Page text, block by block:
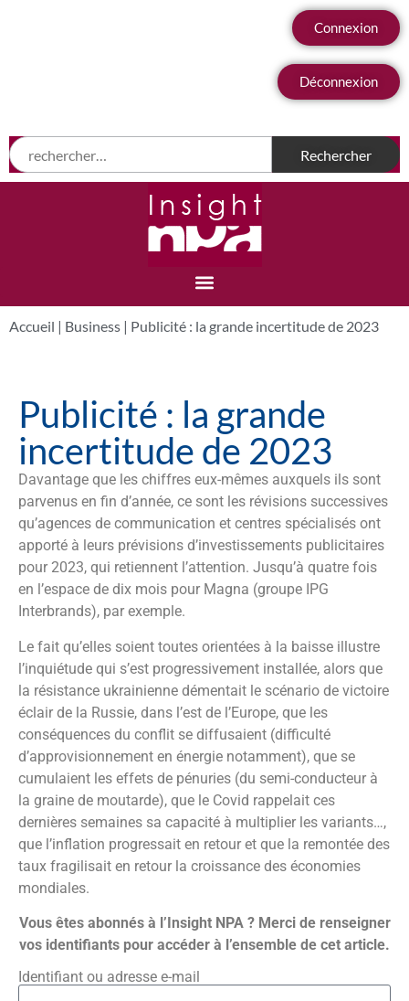
Connexion
Déconnexion
Accueil | Business | Publicité : la grande incertitude de 2023
Publicité : la grande
incertitude de 2023
Davantage que les chiffres eux-mêmes auxquels ils sont
parvenus en fin d’année, ce sont les révisions successives
qu’agences de communication et centres spécialisés ont
apporté à leurs prévisions d’investissements publicitaires
pour 2023, qui retiennent l’attention. Jusqu’à quatre fois
en l’espace de dix mois pour Magna (groupe IPG
Interbrands), par exemple.
Le fait qu’elles soient toutes orientées à la baisse illustre
l’inquiétude qui s’est progressivement installée, alors que
la résistance ukrainienne démentait le scénario de victoire
éclair de la Russie, dans l’est de l’Europe, que les
conséquences du conflit se diffusaient (difficulté
d’approvisionnement en énergie notamment), que se
cumulaient les effets de pénuries (du semi-conducteur à
la graine de moutarde), que le Covid rappelait ces
dernières semaines sa capacité à multiplier les variants…,
que l’inflation progressait en retour et que la remontée des
taux fragilisait en retour la croissance des économies
mondiales.
Vous êtes abonnés à l’Insight NPA ? Merci de renseigner
vos identifiants pour accéder à l’ensemble de cet article.
Identifiant ou adresse e-mail